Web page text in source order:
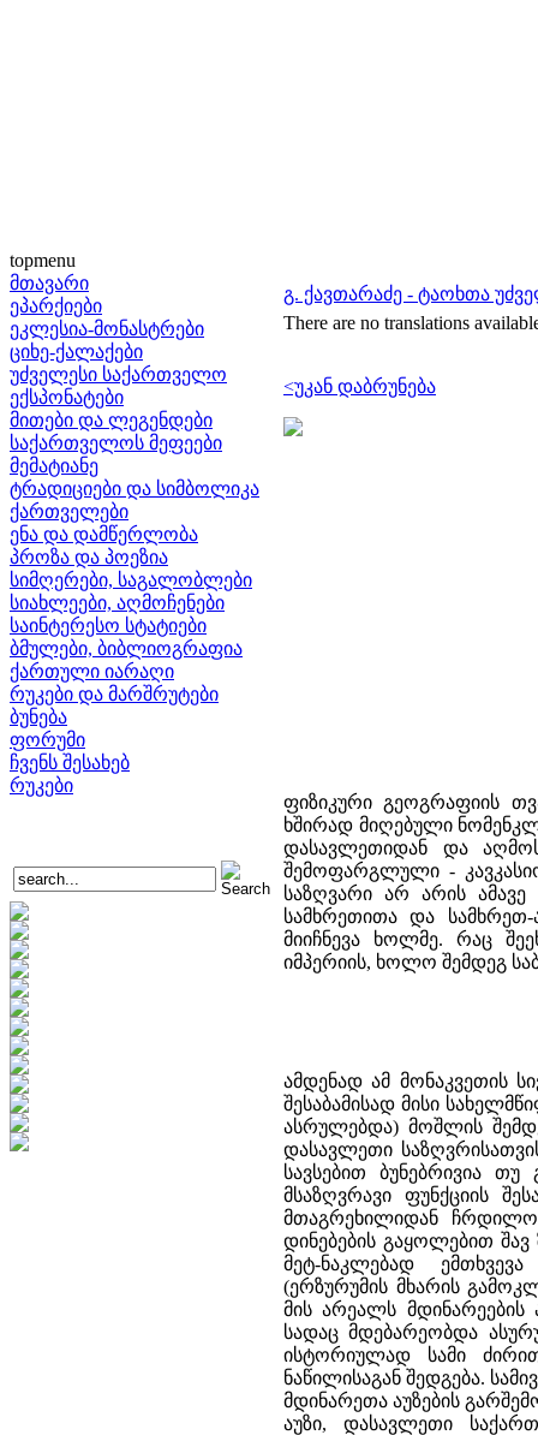
topmenu
მთავარი
ეპარქიები
ეკლესია-მონასტრები
ციხე-ქალაქები
უძველესი საქართველო
ექსპონატები
მითები და ლეგენდები
საქართველოს მეფეები
მემატიანე
ტრადიციები და სიმბოლიკა
ქართველები
ენა და დამწერლობა
პროზა და პოეზია
სიმღერები, საგალობლები
სიახლეები, აღმოჩენები
საინტერესო სტატიები
ბმულები, ბიბლიოგრაფია
ქართული იარაღი
რუკები და მარშრუტები
ბუნება
ფორუმი
ჩვენს შესახებ
რუკები
გ. ქავთარაძე - ტაოხთა
There are no translations
<უკან დაბრუნება
ფიზიკური გეოგრაფიის
ხშირად მიღებული
დასავლეთიდან და
შემოფარგლული -
საზღვარი არ არის
სამხრეთითა და
მიიჩნევა ხოლმე. რაც
იმპერიის, ხოლო შემდეგ
ამდენად ამ მონაკვეთის
შესაბამისად მისი
ასრულებდა) მოშლის
დასავლეთი
სავსებით ბუნებრივია
მსაზღვრავი ფუნქციის
მთაგრეხილიდან
დინებების გაყოლებით შავ
მეტ-ნაკლებად
(ერზურუმის მხარის
მის არეალს მდინარეების
სადაც მდებარეობდა
ისტორიულად სამი
ნაწილისაგან შედგება.
მდინარეთა აუზების
აუზი, დასავლეთი